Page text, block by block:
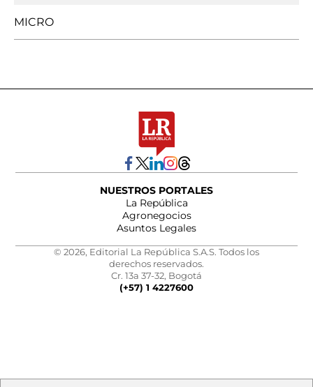
MICRO
NUESTROS PORTALES
La República
Agronegocios
Asuntos Legales
© 2026, Editorial La República S.A.S. Todos los
derechos reservados.
Cr. 13a 37-32, Bogotá
(+57) 1 4227600